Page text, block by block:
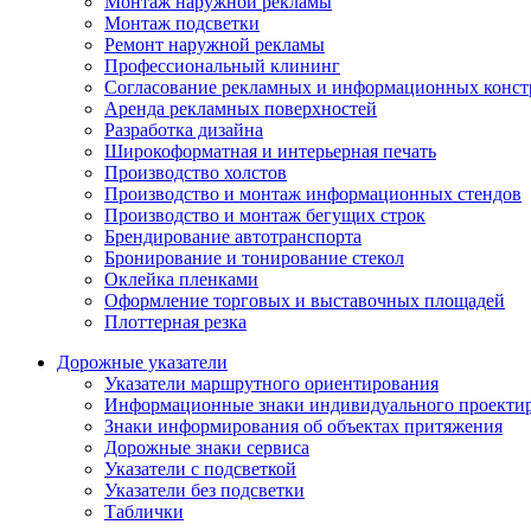
Монтаж подсветки
Ремонт наружной рекламы
Профессиональный клининг
Согласование рекламных и информационных
Аренда рекламных поверхностей
Разработка дизайна
Широкоформатная и интерьерная печать
Производство холстов
Производство и монтаж информационных стендов
Производство и монтаж бегущих строк
Брендирование автотранспорта
Бронирование и тонирование стекол
Оклейка пленками
Оформление торговых и выставочных площадей
Плоттерная резка
Дорожные указатели
Указатели маршрутного ориентирования
Информационные знаки индивидуального
Знаки информирования об объектах притяжения
Дорожные знаки сервиса
Указатели с подсветкой
Указатели без подсветки
Таблички